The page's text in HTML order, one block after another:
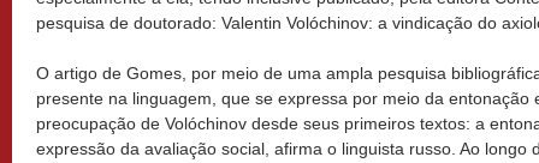
pesquisa de doutorado: Valentin Volóchinov: a vindicação do
O artigo de Gomes, por meio de uma ampla pesquisa
presente na linguagem, que se expressa por meio da entonação
preocupação de Volóchinov desde seus primeiros textos: a
expressão da avaliação social, afirma o linguista russo. Ao longo